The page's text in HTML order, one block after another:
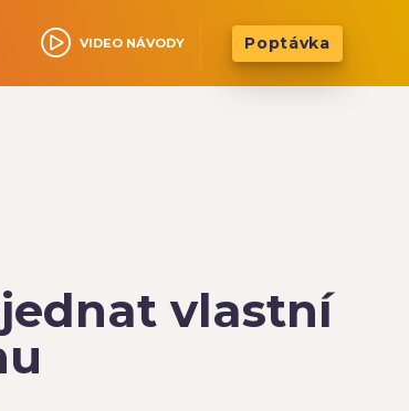
VIDEO NÁVODY Poptávka
vlastní